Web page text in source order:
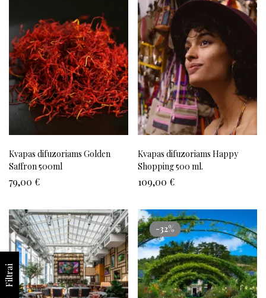
Filtrai
Kvapas difuzoriams Golden
Saffron 500ml
79,00 €
Kvapas difuzoriams Happy
Shopping 500 ml.
109,00 €
-32%